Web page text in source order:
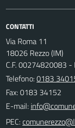
CONTATTI
Via Roma 11
18026 Rezzo (IM)
C.F. 00274820083
Telefono:0183
Fax: 0183 34152
E-mail:
PEC: